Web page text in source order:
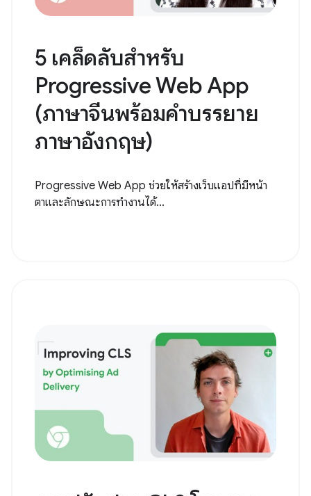
5 เคล็ดลับสำหรับ
Progressive Web App
(ภาษาจีนพร้อมคำบรรยาย
ภาษาอังกฤษ)
Progressive Web App ช่วยให้สร้างเว็บแอปที่มีหน้า
ตาและลักษณะการทำงานได้...